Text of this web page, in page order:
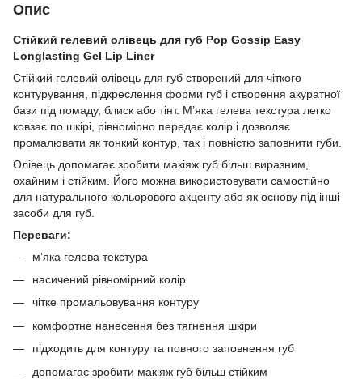
Опис
Стійкий гелевий олівець для губ Pop Gossip Easy
Longlasting Gel Lip Liner
Стійкий гелевий олівець для губ створений для чіткого
контурування, підкреслення форми губ і створення акуратної
бази під помаду, блиск або тінт. М’яка гелева текстура легко
ковзає по шкірі, рівномірно передає колір і дозволяє
промалювати як тонкий контур, так і повністю заповнити губи.
Олівець допомагає зробити макіяж губ більш виразним,
охайним і стійким. Його можна використовувати самостійно
для натурального кольорового акценту або як основу під інші
засоби для губ.
Переваги:
м’яка гелева текстура
насичений рівномірний колір
чітке промальовування контуру
комфортне нанесення без тягнення шкіри
підходить для контуру та повного заповнення губ
допомагає зробити макіяж губ більш стійким